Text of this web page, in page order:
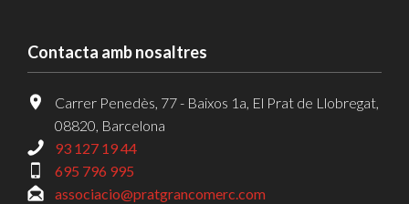
Contacta amb nosaltres
Carrer Penedès, 77 - Baixos 1a, El Prat de Llobregat,
08820, Barcelona
93 127 19 44
695 796 995
associacio@pratgrancomerc.com